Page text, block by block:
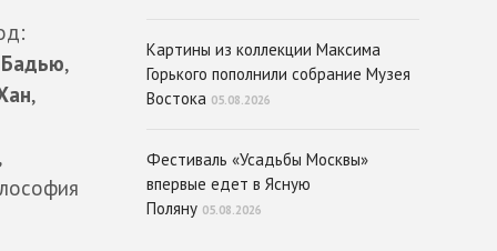
,
,
Картины из коллекции Максима
Горького пополнили собрание Музея
Востока 05.08.2026
Фестиваль «Усадьбы Москвы»
впервые едет в Ясную
Поляну 05.08.2026